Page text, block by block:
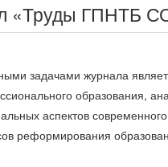
«Труды ГПНТБ
задачами журнала
образования,
аспектов
реформирования